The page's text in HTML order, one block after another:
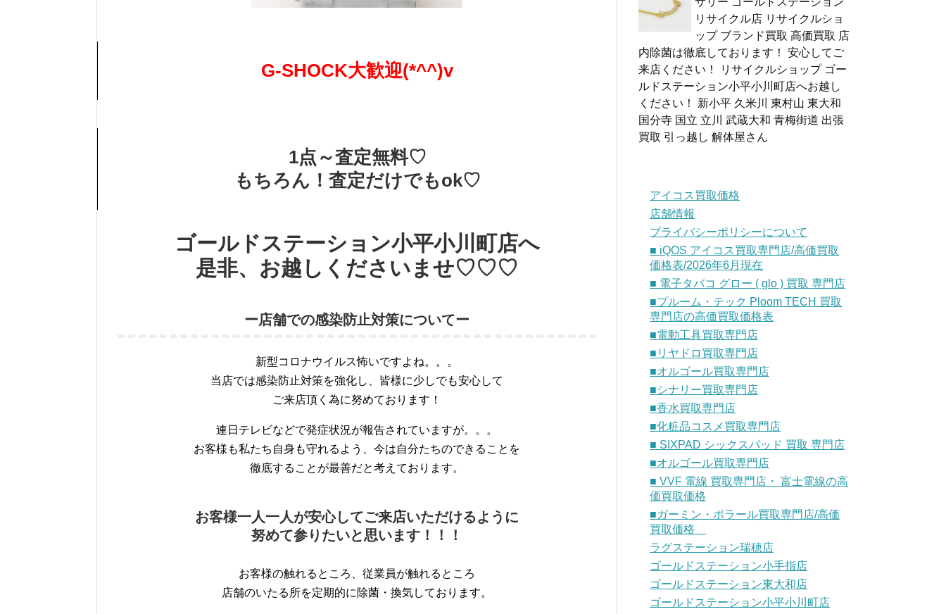
G-SHOCK大歓迎(*^^)v
1点～査定無料♡
もちろん！査定だけでもok♡
ゴールドステーション小平小川町店へ
是非、お越しくださいませ♡♡♡
ー店舗での感染防止対策についてー
新型コロナウイルス怖いですよね。。。
当店では感染防止対策を強化し、皆様に少しでも安心して
ご来店頂く為に努めております！
連日テレビなどで発症状況が報告されていますが。。。
お客様も私たち自身も守れるよう、今は自分たちのできることを
徹底することが最善だと考えております。
お客様一人一人が安心してご来店いただけるように
努めて参りたいと思います！！！
お客様の触れるところ、従業員が触れるところ
店舗のいたる所を定期的に除菌・換気しております。
リサイクル店 リサイクルショ
ップ ブランド買取 高価買取 店
内除菌は徹底しております！ 安心してご
来店ください！ リサイクルショップ ゴー
ルドステーション小平小川町店へお越し
ください！ 新小平 久米川 東村山 東大和
国分寺 国立 立川 武蔵大和 青梅街道 出張
買取 引っ越し 解体屋さん
アイコス買取価格
店舗情報
プライバシーポリシーについて
■ iQOS アイコス買取専門店/高価買取
価格表/2026年6月現在
■ 電子タバコ グロー ( glo ) 買取 専門店
■プルーム・テック Ploom TECH 買取
専門店の高価買取価格表
■電動工具買取専門店
■リヤドロ買取専門店
■オルゴール買取専門店
■シナリー買取専門店
■香水買取専門店
■化粧品コスメ買取専門店
■ SIXPAD シックスパッド 買取 専門店
■オルゴール買取専門店
■ VVF 電線 買取専門店・ 富士電線の高
価買取価格
■ガーミン・ポラール買取専門店/高価
買取価格
ラグステーション瑞穂店
ゴールドステーション小手指店
ゴールドステーション東大和店
ゴールドステーション小平小川町店